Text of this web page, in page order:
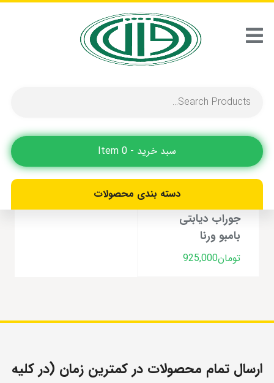
سبد خرید - 0 Item
دسته بندی محصولات
جوراب برای بیماران دیابتی
نمایش یک نتیجه
جوراب دیابتی
بامبو ورنا
تومان925,000
ارسال تمام محصولات در کمترین زمان (در کلیه